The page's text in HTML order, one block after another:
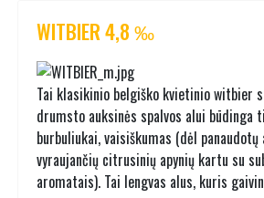
WITBIER 4,8 ‰
Tai klasikinio belgiško kvietinio witbier
drumsto auksinės spalvos alui būdinga
burbuliukai, vaisiškumas (dėl
vyraujančių citrusinių apynių kartu su
aromatais). Tai lengvas alus, kuris